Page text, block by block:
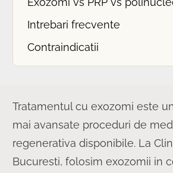
Intrebari frecvente
Contraindicatii
Tratamentul cu exozomi este
mai avansate proceduri de
regenerativa disponibile. La
Bucuresti, folosim exozomii in